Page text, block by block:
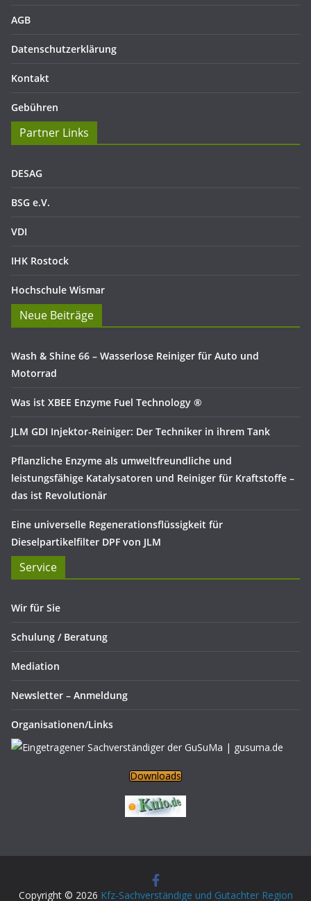
AGB
Datenschutzerklärung
Kontakt
Gebühren
Partner Links
DESAG
BSG e.V.
VDI
IHK Rostock
Hochschule Wismar
Neue Beiträge
Wash & Shine 66 – Wasserlose Reiniger für Auto und
Motorrad
Was ist XBEE Enzyme Fuel Technology ®
JLM GDI Injektor-Reiniger: Der Techniker in ihrem Tank
Pflanzliche Enzyme als umweltfreundliche und
leistungsfähige Katalysatoren und Reiniger für Kraftstoffe –
das ist Revolutionär
Eine universelle Regenerationsflüssigkeit für
Dieselpartikelfilter DPF von JLM
Service
Wir für Sie
Schulung / Beratung
Mediation
Newsletter – Anmeldung
Organisationen/Links
Downloads
Copyright © 2026 Kfz-Sachverständige und Gutachter Region